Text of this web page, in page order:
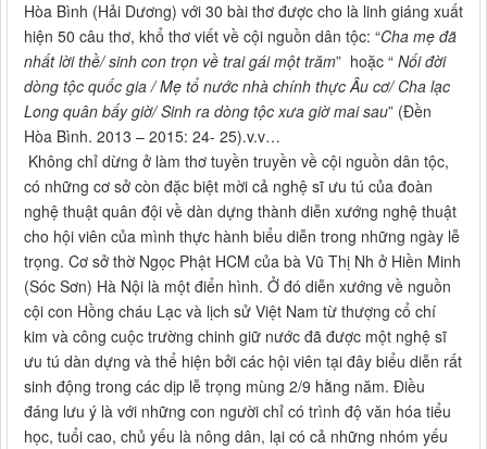
Hòa Bình (Hải Dương) với 30 bài thơ được cho là linh giáng xuất
hiện 50 câu thơ, khổ thơ viết về cội nguồn dân tộc: “Cha mẹ đã
nhất lời thề/ sinh con trọn về trai gái một trăm” hoặc “ Nối đời
dòng tộc quốc gia / Mẹ tổ nước nhà chính thực Âu cơ/ Cha lạc
Long quân bấy giờ/ Sinh ra dòng tộc xưa giờ mai sau” (Đền
Hòa Bình. 2013 – 2015: 24- 25).v.v…
Không chỉ dừng ở làm thơ tuyền truyền về cội nguồn dân tộc,
có những cơ sở còn đặc biệt mời cả nghệ sĩ ưu tú của đoàn
nghệ thuật quân đội về dàn dựng thành diễn xướng nghệ thuật
cho hội viên của mình thực hành biểu diễn trong những ngày lễ
trọng. Cơ sở thờ Ngọc Phật HCM của bà Vũ Thị Nh ở Hiền Minh
(Sóc Sơn) Hà Nội là một điển hình. Ở đó diễn xướng về nguồn
cội con Hồng cháu Lạc và lịch sử Việt Nam từ thượng cổ chí
kim và công cuộc trường chinh giữ nước đã được một nghệ sĩ
ưu tú dàn dựng và thể hiện bởi các hội viên tại đây biểu diễn rất
sinh động trong các dịp lễ trọng mùng 2/9 hằng năm. Điều
đáng lưu ý là với những con người chỉ có trình độ văn hóa tiểu
học, tuổi cao, chủ yếu là nông dân, lại có cả những nhóm yếu